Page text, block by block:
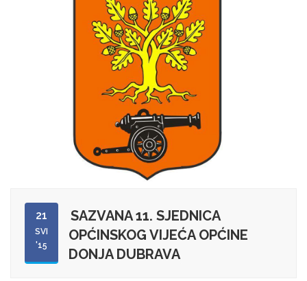
21
SVI
'15
SAZVANA 11. SJEDNICA
OPĆINSKOG VIJEĆA OPĆINE
DONJA DUBRAVA